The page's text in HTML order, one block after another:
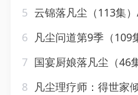
5 云锦落凡尘（113集
6 凡尘问道第9季（109
7 国宴厨娘落凡尘（46
8 凡尘理疗师：得世家倾心相待第二季&凡尘